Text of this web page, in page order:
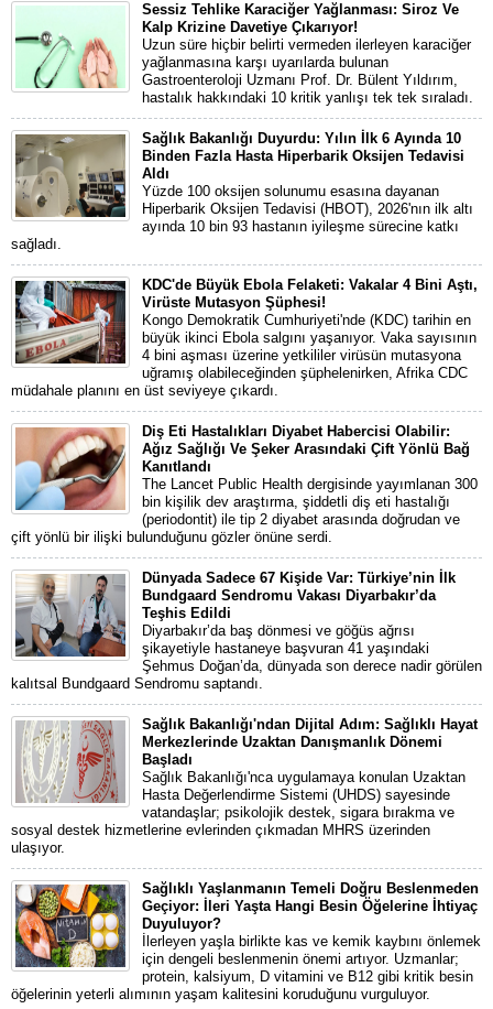
Sessiz Tehlike Karaciğer Yağlanması: Siroz Ve
Kalp Krizine Davetiye Çıkarıyor!
Uzun süre hiçbir belirti vermeden ilerleyen karaciğer
yağlanmasına karşı uyarılarda bulunan
Gastroenteroloji Uzmanı Prof. Dr. Bülent Yıldırım,
hastalık hakkındaki 10 kritik yanlışı tek tek sıraladı.
Sağlık Bakanlığı Duyurdu: Yılın İlk 6 Ayında 10
Binden Fazla Hasta Hiperbarik Oksijen Tedavisi
Aldı
Yüzde 100 oksijen solunumu esasına dayanan
Hiperbarik Oksijen Tedavisi (HBOT), 2026'nın ilk altı
ayında 10 bin 93 hastanın iyileşme sürecine katkı
sağladı.
KDC'de Büyük Ebola Felaketi: Vakalar 4 Bini Aştı,
Virüste Mutasyon Şüphesi!
Kongo Demokratik Cumhuriyeti'nde (KDC) tarihin en
büyük ikinci Ebola salgını yaşanıyor. Vaka sayısının
4 bini aşması üzerine yetkililer virüsün mutasyona
uğramış olabileceğinden şüphelenirken, Afrika CDC
müdahale planını en üst seviyeye çıkardı.
Diş Eti Hastalıkları Diyabet Habercisi Olabilir:
Ağız Sağlığı Ve Şeker Arasındaki Çift Yönlü Bağ
Kanıtlandı
The Lancet Public Health dergisinde yayımlanan 300
bin kişilik dev araştırma, şiddetli diş eti hastalığı
(periodontit) ile tip 2 diyabet arasında doğrudan ve
çift yönlü bir ilişki bulunduğunu gözler önüne serdi.
Dünyada Sadece 67 Kişide Var: Türkiye’nin İlk
Bundgaard Sendromu Vakası Diyarbakır’da
Teşhis Edildi
Diyarbakır’da baş dönmesi ve göğüs ağrısı
şikayetiyle hastaneye başvuran 41 yaşındaki
Şehmus Doğan’da, dünyada son derece nadir görülen
kalıtsal Bundgaard Sendromu saptandı.
Sağlık Bakanlığı'ndan Dijital Adım: Sağlıklı Hayat
Merkezlerinde Uzaktan Danışmanlık Dönemi
Başladı
Sağlık Bakanlığı'nca uygulamaya konulan Uzaktan
Hasta Değerlendirme Sistemi (UHDS) sayesinde
vatandaşlar; psikolojik destek, sigara bırakma ve
sosyal destek hizmetlerine evlerinden çıkmadan MHRS üzerinden
ulaşıyor.
Sağlıklı Yaşlanmanın Temeli Doğru Beslenmeden
Geçiyor: İleri Yaşta Hangi Besin Öğelerine İhtiyaç
Duyuluyor?
İlerleyen yaşla birlikte kas ve kemik kaybını önlemek
için dengeli beslenmenin önemi artıyor. Uzmanlar;
protein, kalsiyum, D vitamini ve B12 gibi kritik besin
öğelerinin yeterli alımının yaşam kalitesini koruduğunu vurguluyor.